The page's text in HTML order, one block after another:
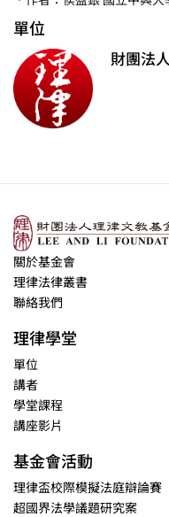
單位
財團法
關於基金會
理律法律叢書
聯絡我們
理律學堂
單位
講者
學堂課程
講座影片
基金會活動
理律盃校際模擬法庭辯論賽
超國界法學議題研究案